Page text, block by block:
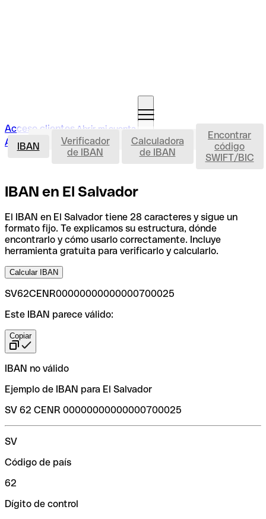
Acceso clientes Abrir mi cuenta
Abrir mi cuenta IBAN
IBAN
Verificador
de IBAN
Calculadora
de IBAN
Encontrar
código
SWIFT/BIC
IBAN en El Salvador
El IBAN en El Salvador tiene 28 caracteres y sigue un
formato fijo. Te explicamos su estructura, dónde
encontrarlo y cómo usarlo correctamente. Incluye
herramienta gratuita para verificarlo y calcularlo.
Calcular IBAN
SV62CENR00000000000000700025
Este IBAN parece válido:
Copiar
IBAN no válido
Ejemplo de IBAN para El Salvador
SV 62 CENR 00000000000000700025
SV
Código de país
62
Dígito de control